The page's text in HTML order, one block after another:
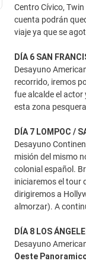
Centro Cívico,
cuenta podrán
viaje ya que se
DÍA 6 SAN
Desayuno
recorrido, iremos
fue alcalde el
esta zona
DÍA 7 LOMPOC /
Desayuno
misión del mismo
colonial español.
iniciaremos el tour
dirigiremos a
almorzar). A
DÍA 8 LOS
Desayuno
Oeste